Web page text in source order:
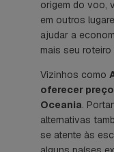
origem do voo,
em outros
ajudar a
mais seu roteiro
Vizinhos como
oferecer
Oceania.
alternativas
se atente às